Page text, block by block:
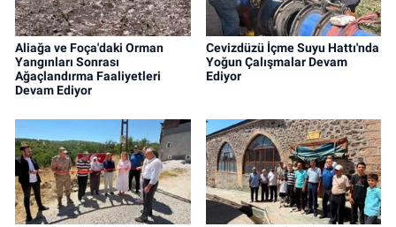
Aliağa ve Foça'daki Orman
Yangınları Sonrası
Ağaçlandırma Faaliyetleri
Devam Ediyor
Cevizdüzü İçme Suyu Hattı'nda
Yoğun Çalışmalar Devam
Ediyor